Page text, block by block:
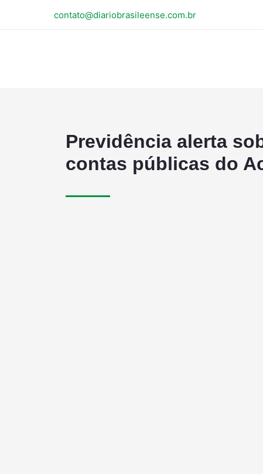
contato@diariobrasileense.com.br
Previdência alerta
contas públicas do